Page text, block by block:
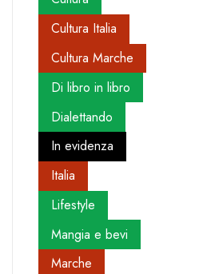
Cultura Italia
Cultura Marche
Di libro in libro
Dialettando
In evidenza
Italia
Lifestyle
Mangia e bevi
Marche